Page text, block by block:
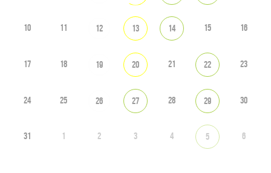
10 11 12 13 14 15 16
17 18 19 20 21 22 23
24 25 26 27 28 29 30
31 1 2 3 4 5 6